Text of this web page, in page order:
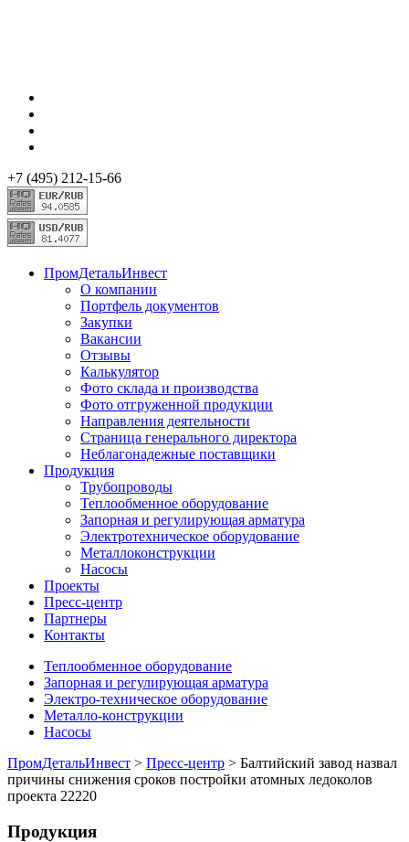
+7 (495) 212-15-66
ПромДетальИнвест
О компании
Портфель документов
Закупки
Вакансии
Отзывы
Калькулятор
Фото склада и производства
Фото отгруженной продукции
Направления деятельности
Страница генерального директора
Неблагонадежные поставщики
Продукция
Трубопроводы
Теплообменное оборудование
Запорная и регулирующая арматура
Электротехническое оборудование
Металлоконструкции
Насосы
Проекты
Пресс-центр
Партнеры
Контакты
Теплообменное оборудование
Запорная и регулирующая арматура
Электро-техническое оборудование
Металло-конструкции
Насосы
ПромДетальИнвест > Пресс-центр > Балтийский завод назвал
причины снижения сроков постройки атомных ледоколов
проекта 22220
Продукция